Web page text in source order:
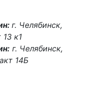
г. Челябинск,
к1
г. Челябинск,
14Б